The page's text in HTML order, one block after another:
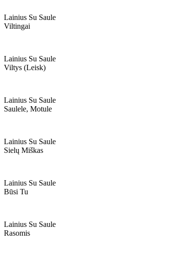
Lainius Su Saule
Viltingai
Lainius Su Saule
Viltys (leisk)
Lainius Su Saule
Saulele, Motule
Lainius Su Saule
Sielų Miškas
Lainius Su Saule
Būsi Tu
Lainius Su Saule
Rasomis